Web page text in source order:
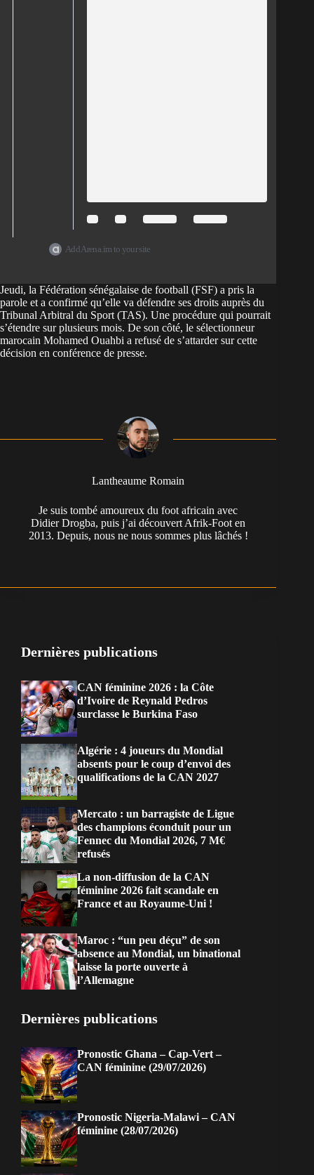
Add Arena.im to your site
Jeudi, la Fédération sénégalaise de football (FSF) a pris la
parole et a confirmé qu’elle va défendre ses droits auprès du
Tribunal Arbitral du Sport (TAS). Une procédure qui pourrait
s’étendre sur plusieurs mois. De son côté, le sélectionneur
marocain Mohamed Ouahbi a refusé de s’attarder sur cette
décision en conférence de presse.
Lantheaume Romain
Je suis tombé amoureux du foot africain avec
Didier Drogba, puis j’ai découvert Afrik-Foot en
2013. Depuis, nous ne nous sommes plus lâchés !
Dernières publications
CAN féminine 2026 : la Côte
d’Ivoire de Reynald Pedros
surclasse le Burkina Faso
Algérie : 4 joueurs du Mondial
absents pour le coup d’envoi des
qualifications de la CAN 2027
Mercato : un barragiste de Ligue
des champions éconduit pour un
Fennec du Mondial 2026, 7 M€
refusés
La non-diffusion de la CAN
féminine 2026 fait scandale en
France et au Royaume-Uni !
Maroc : “un peu déçu” de son
absence au Mondial, un binational
laisse la porte ouverte à
l’Allemagne
Dernières publications
Pronostic Ghana – Cap-Vert –
CAN féminine (29/07/2026)
Pronostic Nigeria-Malawi – CAN
féminine (28/07/2026)